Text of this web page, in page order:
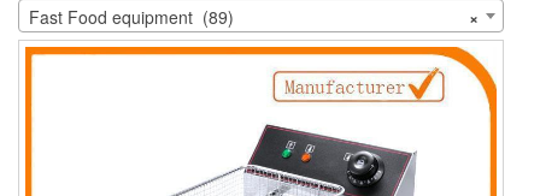
×
Fast Food equipment (89)